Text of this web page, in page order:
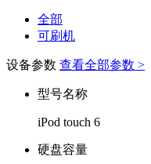
全部
可刷机
设备参数 查看全部参数 >
型号名称
iPod touch 6
硬盘容量